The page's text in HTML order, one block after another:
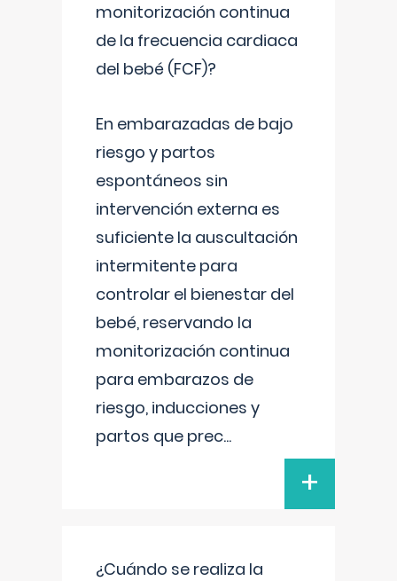
monitorización continua
de la frecuencia cardiaca
del bebé (FCF)?
En embarazadas de bajo
riesgo y partos
espontáneos sin
intervención externa es
suficiente la auscultación
intermitente para
controlar el bienestar del
bebé, reservando la
monitorización continua
para embarazos de
riesgo, inducciones y
partos que prec...
+
¿Cuándo se realiza la